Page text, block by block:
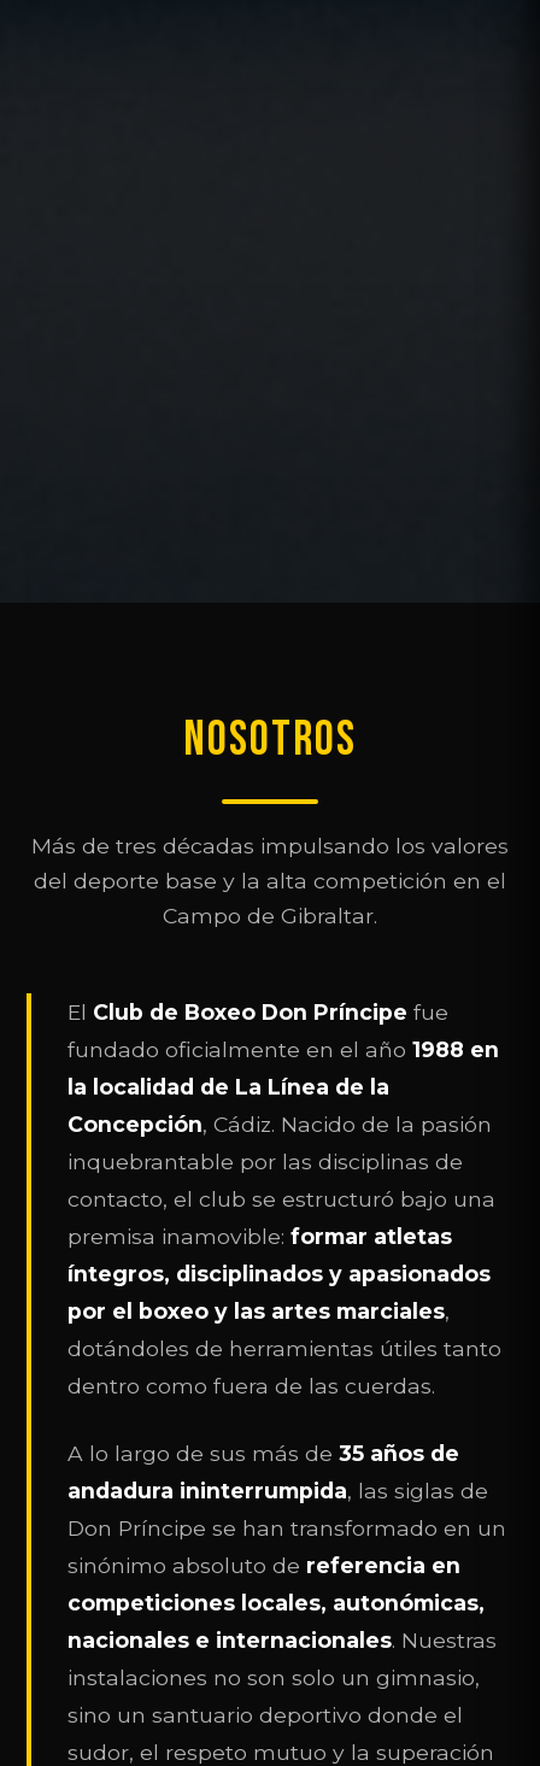
NOSOTROS
Más de tres décadas impulsando los valores
del deporte base y la alta competición en el
Campo de Gibraltar.
El Club de Boxeo Don Príncipe fue
fundado oficialmente en el año1988 en
la localidad de La Línea de la
Concepción, Cádiz. Nacido de la pasión
inquebrantable por las disciplinas de
contacto, el club se estructuró bajo una
premisa inamovible:formar atletas
íntegros, disciplinados y apasionados
por el boxeo y las artes marciales,
dotándoles de herramientas útiles tanto
dentro como fuera de las cuerdas.
A lo largo de sus más de35 años de
andadura ininterrumpida, las siglas de
Don Príncipe se han transformado en un
sinónimo absoluto de referencia en
competiciones locales, autonómicas,
nacionales e internacionales. Nuestras
instalaciones no son solo un gimnasio,
sino un santuario deportivo donde el
sudor, el respeto mutuo y la superación